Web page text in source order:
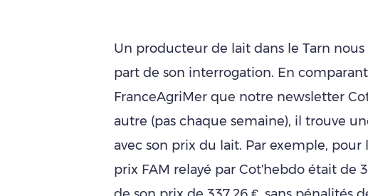
Un producteur de lait dans le Tarn
part de son interrogation. En
FranceAgriMer que notre newsletter
autre (pas chaque semaine), il trouve
avec son prix du lait. Par exemple,
prix FAM relayé par Cot'hebdo était de